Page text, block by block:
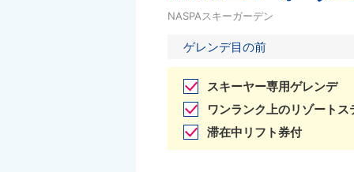
NASPAスキーガーデン
ゲレンデ目の前
スキーヤー専用ゲレンデ
ワンランク上のリゾートス
滞在中リフト券付